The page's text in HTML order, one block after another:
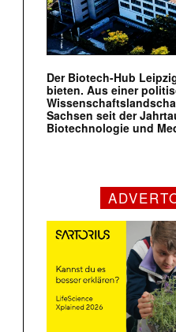
Der Biotech-Hub
bieten. Aus einer
Sachsen seit der
Biotechnologie und